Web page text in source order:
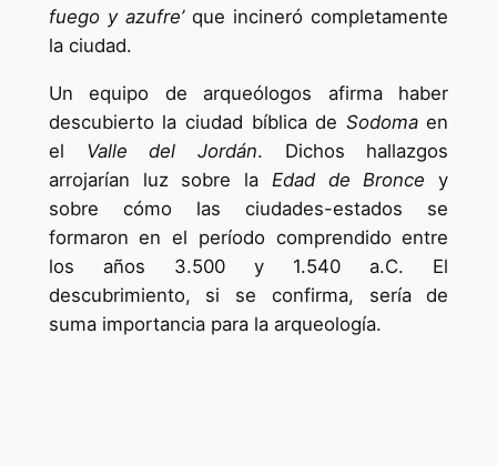
fuego y azufre’que incineró completamente
la ciudad.
Un equipo de arqueólogos afirma haber
descubierto la ciudad bíblica de Sodomaen
el Valle del Jordán. Dichos hallazgos
arrojarían luz sobre la Edad de Bronce y
sobre cómo las ciudades-estados se
formaron en el período comprendido entre
los años 3.500 y 1.540 a.C. El
descubrimiento, si se confirma, sería de
suma importancia para la arqueología.